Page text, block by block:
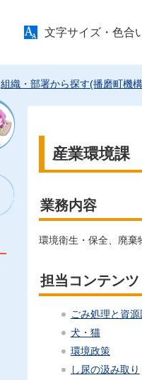
文字サイズ・色合
組織・部署から探す(播磨町機
産業環境課
業務内容
環境衛生・保全、廃棄
担当コンテンツ
ごみ処理と資源
犬・猫
環境政策
し尿の汲み取り